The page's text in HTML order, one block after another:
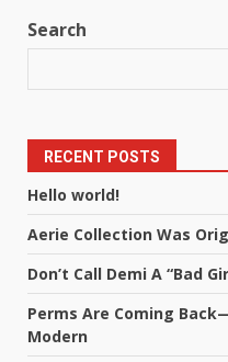
Search
RECENT POSTS
Hello world!
Aerie Collection Was
Don’t Call Demi A “Bad
Perms Are Coming
Modern